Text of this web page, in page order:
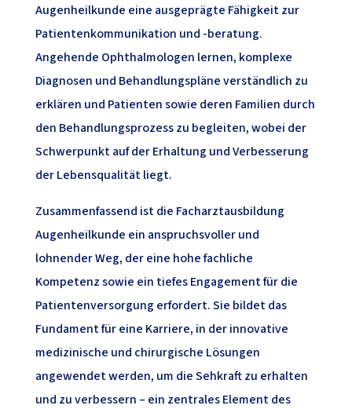
Augenheilkunde eine ausgeprägte Fähigkeit zur
Patientenkommunikation und -beratung.
Angehende Ophthalmologen lernen, komplexe
Diagnosen und Behandlungspläne verständlich zu
erklären und Patienten sowie deren Familien durch
den Behandlungsprozess zu begleiten, wobei der
Schwerpunkt auf der Erhaltung und Verbesserung
der Lebensqualität liegt.
Zusammenfassend ist die Facharztausbildung
Augenheilkunde ein anspruchsvoller und
lohnender Weg, der eine hohe fachliche
Kompetenz sowie ein tiefes Engagement für die
Patientenversorgung erfordert. Sie bildet das
Fundament für eine Karriere, in der innovative
medizinische und chirurgische Lösungen
angewendet werden, um die Sehkraft zu erhalten
und zu verbessern – ein zentrales Element des